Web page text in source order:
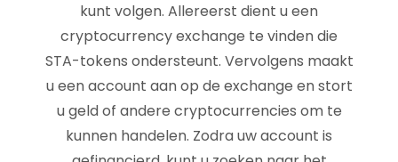
kunt volgen. Allereerst dient u een
cryptocurrency exchange te vinden die
STA-tokens ondersteunt. Vervolgens maakt
u een account aan op de exchange en stort
u geld of andere cryptocurrencies om te
kunnen handelen. Zodra uw account is